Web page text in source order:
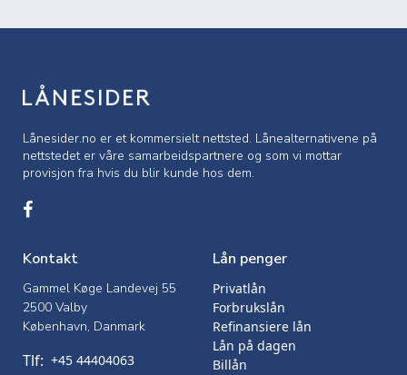
Lånesider.no er et kommersielt nettsted. Lånealternativene på
nettstedet er våre samarbeidspartnere og som vi mottar
provisjon fra hvis du blir kunde hos dem.
Kontakt
Gammel Køge Landevej 55
2500 Valby
København, Danmark
Tlf: +45 44404063
Lån penger
Privatlån
Forbrukslån
Refinansiere lån
Lån på dagen
Billån